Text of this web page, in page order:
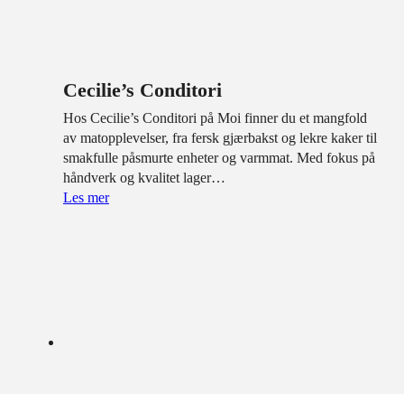
Cecilie’s Conditori
Hos Cecilie’s Conditori på Moi finner du et mangfold
av matopplevelser, fra fersk gjærbakst og lekre kaker til
smakfulle påsmurte enheter og varmmat. Med fokus på
håndverk og kvalitet lager…
Les mer